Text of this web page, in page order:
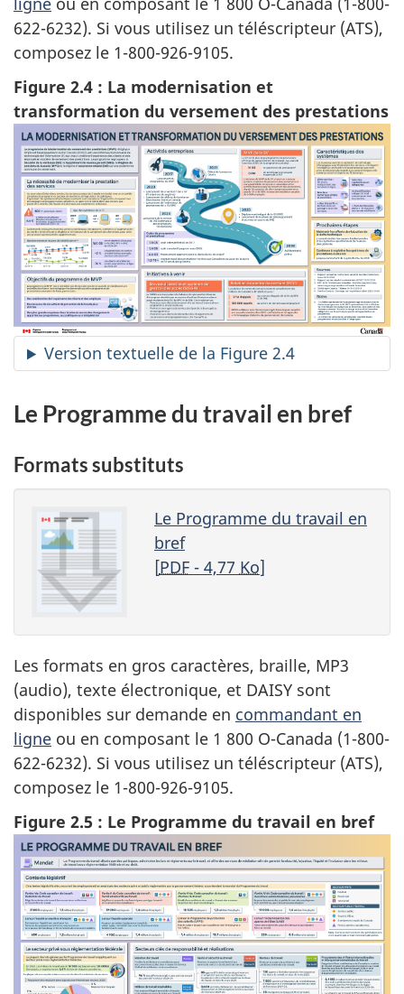
622-6232). Si vous utilisez un téléscripteur (ATS),
composez le 1-800-926-9105.
Figure 2.4 : La modernisation et
transformation du versement des prestations
Version textuelle de la Figure 2.4
Le Programme du travail en bref
Formats substituts
Le Programme du travail en
bref
[PDF- 4,77 Ko]
Les formats en gros caractères, braille, MP3
(audio), texte électronique, et DAISY sont
disponibles sur demande en commandant en
ligne ou en composant le 1 800 O-Canada (1-800-
622-6232). Si vous utilisez un téléscripteur (ATS),
composez le 1-800-926-9105.
Figure 2.5 : Le Programme du travail en bref